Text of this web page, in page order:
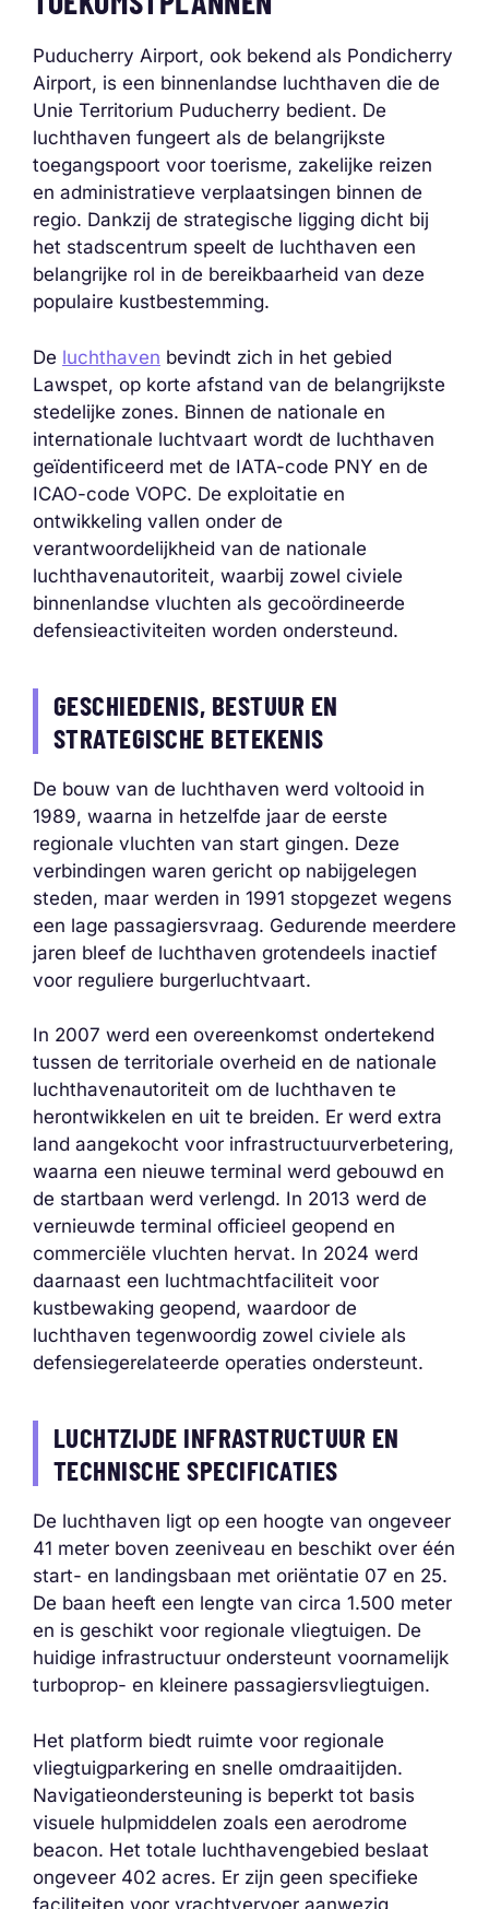
Puducherry Airport, ook bekend als Pondicherry
Airport, is een binnenlandse luchthaven die de
Unie Territorium Puducherry bedient. De
luchthaven fungeert als de belangrijkste
toegangspoort voor toerisme, zakelijke reizen
en administratieve verplaatsingen binnen de
regio. Dankzij de strategische ligging dicht bij
het stadscentrum speelt de luchthaven een
belangrijke rol in de bereikbaarheid van deze
populaire kustbestemming.
De luchthaven bevindt zich in het gebied
Lawspet, op korte afstand van de belangrijkste
stedelijke zones. Binnen de nationale en
internationale luchtvaart wordt de luchthaven
geïdentificeerd met de IATA-code PNY en de
ICAO-code VOPC. De exploitatie en
ontwikkeling vallen onder de
verantwoordelijkheid van de nationale
luchthavenautoriteit, waarbij zowel civiele
binnenlandse vluchten als gecoördineerde
defensieactiviteiten worden ondersteund.
GESCHIEDENIS, BESTUUR EN
STRATEGISCHE BETEKENIS
De bouw van de luchthaven werd voltooid in
1989, waarna in hetzelfde jaar de eerste
regionale vluchten van start gingen. Deze
verbindingen waren gericht op nabijgelegen
steden, maar werden in 1991 stopgezet wegens
een lage passagiersvraag. Gedurende meerdere
jaren bleef de luchthaven grotendeels inactief
voor reguliere burgerluchtvaart.
In 2007 werd een overeenkomst ondertekend
tussen de territoriale overheid en de nationale
luchthavenautoriteit om de luchthaven te
herontwikkelen en uit te breiden. Er werd extra
land aangekocht voor infrastructuurverbetering,
waarna een nieuwe terminal werd gebouwd en
de startbaan werd verlengd. In 2013 werd de
vernieuwde terminal officieel geopend en
commerciële vluchten hervat. In 2024 werd
daarnaast een luchtmachtfaciliteit voor
kustbewaking geopend, waardoor de
luchthaven tegenwoordig zowel civiele als
defensiegerelateerde operaties ondersteunt.
LUCHTZIJDE INFRASTRUCTUUR EN
TECHNISCHE SPECIFICATIES
De luchthaven ligt op een hoogte van ongeveer
41 meter boven zeeniveau en beschikt over één
start- en landingsbaan met oriëntatie 07 en 25.
De baan heeft een lengte van circa 1.500 meter
en is geschikt voor regionale vliegtuigen. De
huidige infrastructuur ondersteunt voornamelijk
turboprop- en kleinere passagiersvliegtuigen.
Het platform biedt ruimte voor regionale
vliegtuigparkering en snelle omdraaitijden.
Navigatieondersteuning is beperkt tot basis
visuele hulpmiddelen zoals een aerodrome
beacon. Het totale luchthavengebied beslaat
ongeveer 402 acres. Er zijn geen specifieke
faciliteiten voor vrachtvervoer aanwezig,